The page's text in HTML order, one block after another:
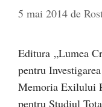
5 mai 2014 de
Editura „Lumea
pentru
Memoria Exilului
pentru Studiul